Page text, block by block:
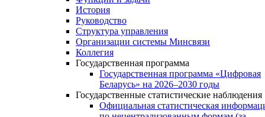
История
Руководство
Структура управления
Организации системы Минсвязи
Коллегия
Государственная программа
Государственная программа «Цифровая
Беларусь» на 2026–2030 годы
Государственные статистические наблюдения
Официальная статистическая